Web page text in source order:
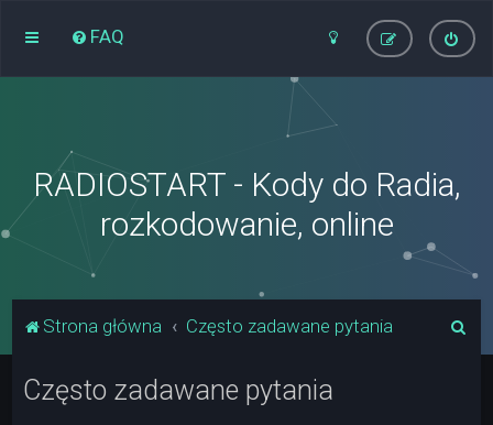
FAQ
RADIOSTART - Kody do Radia,
rozkodowanie, online
Strona główna Często zadawane pytania
Często zadawane pytania